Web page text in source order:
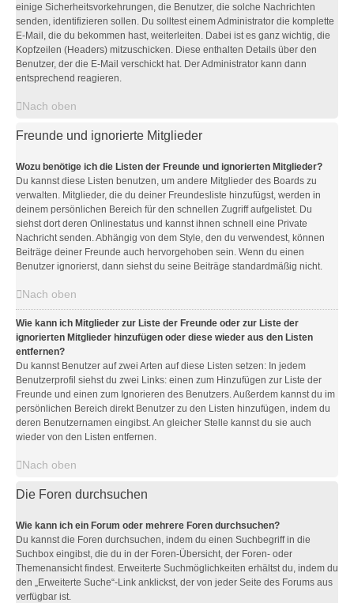
einige Sicherheitsvorkehrungen, die Benutzer, die solche Nachrichten
senden, identifizieren sollen. Du solltest einem Administrator die komplette
E-Mail, die du bekommen hast, weiterleiten. Dabei ist es ganz wichtig, die
Kopfzeilen (Headers) mitzuschicken. Diese enthalten Details über den
Benutzer, der die E-Mail verschickt hat. Der Administrator kann dann
entsprechend reagieren.
Nach oben
Freunde und ignorierte Mitglieder
Wozu benötige ich die Listen der Freunde und ignorierten Mitglieder?
Du kannst diese Listen benutzen, um andere Mitglieder des Boards zu
verwalten. Mitglieder, die du deiner Freundesliste hinzufügst, werden in
deinem persönlichen Bereich für den schnellen Zugriff aufgelistet. Du
siehst dort deren Onlinestatus und kannst ihnen schnell eine Private
Nachricht senden. Abhängig von dem Style, den du verwendest, können
Beiträge deiner Freunde auch hervorgehoben sein. Wenn du einen
Benutzer ignorierst, dann siehst du seine Beiträge standardmäßig nicht.
Nach oben
Wie kann ich Mitglieder zur Liste der Freunde oder zur Liste der
ignorierten Mitglieder hinzufügen oder diese wieder aus den Listen
entfernen?
Du kannst Benutzer auf zwei Arten auf diese Listen setzen: In jedem
Benutzerprofil siehst du zwei Links: einen zum Hinzufügen zur Liste der
Freunde und einen zum Ignorieren des Benutzers. Außerdem kannst du im
persönlichen Bereich direkt Benutzer zu den Listen hinzufügen, indem du
deren Benutzernamen eingibst. An gleicher Stelle kannst du sie auch
wieder von den Listen entfernen.
Nach oben
Die Foren durchsuchen
Wie kann ich ein Forum oder mehrere Foren durchsuchen?
Du kannst die Foren durchsuchen, indem du einen Suchbegriff in die
Suchbox eingibst, die du in der Foren-Übersicht, der Foren- oder
Themenansicht findest. Erweiterte Suchmöglichkeiten erhältst du, indem du
den „Erweiterte Suche“-Link anklickst, der von jeder Seite des Forums aus
verfügbar ist.